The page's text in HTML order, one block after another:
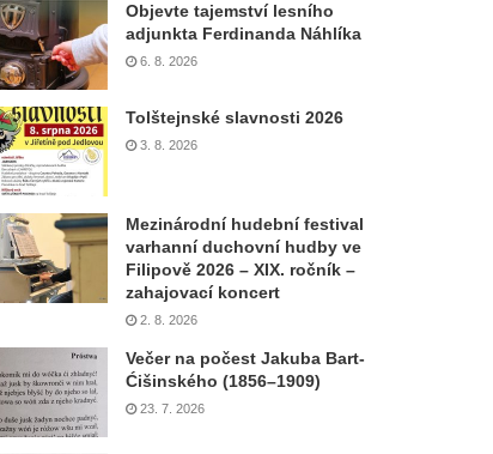
Objevte tajemství lesního
adjunkta Ferdinanda Náhlíka
6. 8. 2026
Tolštejnské slavnosti 2026
3. 8. 2026
Mezinárodní hudební festival
varhanní duchovní hudby ve
Filipově 2026 – XIX. ročník –
zahajovací koncert
2. 8. 2026
Večer na počest Jakuba Bart-
Ćišinského (1856–1909)
23. 7. 2026